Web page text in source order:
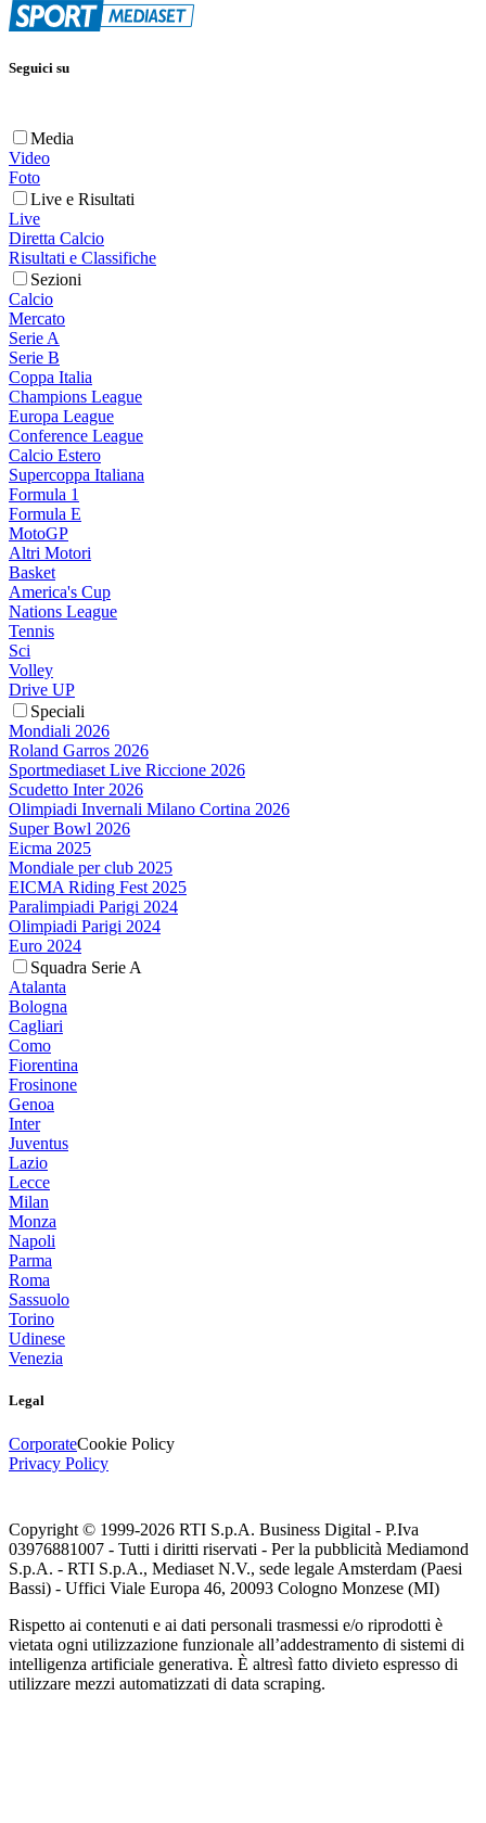
Seguici su
Media
Video
Foto
Live e Risultati
Live
Diretta Calcio
Risultati e Classifiche
Sezioni
Calcio
Mercato
Serie A
Serie B
Coppa Italia
Champions League
Europa League
Conference League
Calcio Estero
Supercoppa Italiana
Formula 1
Formula E
MotoGP
Altri Motori
Basket
America's Cup
Nations League
Tennis
Sci
Volley
Drive UP
Speciali
Mondiali 2026
Roland Garros 2026
Sportmediaset Live Riccione 2026
Scudetto Inter 2026
Olimpiadi Invernali Milano Cortina 2026
Super Bowl 2026
Eicma 2025
Mondiale per club 2025
EICMA Riding Fest 2025
Paralimpiadi Parigi 2024
Olimpiadi Parigi 2024
Euro 2024
Squadra Serie A
Atalanta
Bologna
Cagliari
Como
Fiorentina
Frosinone
Genoa
Inter
Juventus
Lazio
Lecce
Milan
Monza
Napoli
Parma
Roma
Sassuolo
Torino
Udinese
Venezia
Legal
CorporateCookie Policy
Privacy Policy
Copyright © 1999-2026 RTI S.p.A. Business Digital - P.Iva
03976881007 - Tutti i diritti riservati - Per la pubblicità Mediamond
S.p.A. - RTI S.p.A., Mediaset N.V., sede legale Amsterdam (Paesi
Bassi) - Uffici Viale Europa 46, 20093 Cologno Monzese (MI)
Rispetto ai contenuti e ai dati personali trasmessi e/o riprodotti è
vietata ogni utilizzazione funzionale all’addestramento di sistemi di
intelligenza artificiale generativa. È altresì fatto divieto espresso di
utilizzare mezzi automatizzati di data scraping.